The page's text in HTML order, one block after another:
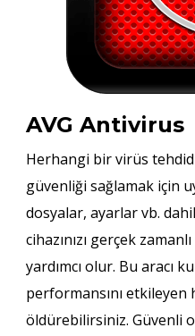
AVG Antivirus
Herhangi bir virüs
güvenliği sağlamak için
dosyalar, ayarlar vb.
cihazınızı gerçek
yardımcı olur. Bu aracı
performansını
öldürebilirsiniz. Güvenli